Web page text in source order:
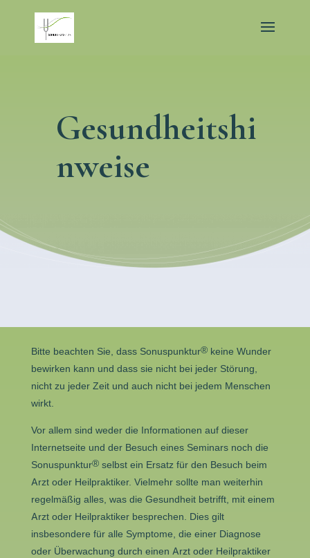
Gesundheitshi
nweise
Bitte beachten Sie, dass Sonuspunktur®keine Wunder
bewirken kann und dass sie nicht bei jeder Störung,
nicht zu jeder Zeit und auch nicht bei jedem Menschen
wirkt.
Vor allem sind weder die Informationen auf dieser
Internetseite und der Besuch eines Seminars noch die
Sonuspunktur®selbst ein Ersatz für den Besuch beim
Arzt oder Heilpraktiker. Vielmehr sollte man weiterhin
regelmäßig alles, was die Gesundheit betrifft, mit einem
Arzt oder Heilpraktiker besprechen. Dies gilt
insbesondere für alle Symptome, die einer Diagnose
oder Überwachung durch einen Arzt oder Heilpraktiker